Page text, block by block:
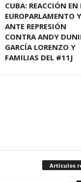
CUBA: REACCIÓN EN
EUROPARLAMENTO
ANTE REPRESIÓN
CONTRA ANDY
GARCÍA LORENZO Y
FAMILIAS DEL #11J
Artículos